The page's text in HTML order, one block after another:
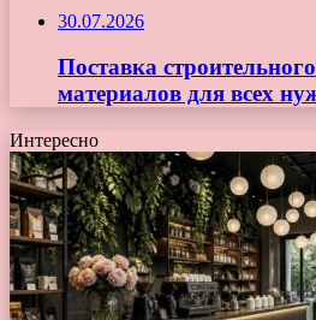
30.07.2026
Поставка
материалов для всех
Интересно